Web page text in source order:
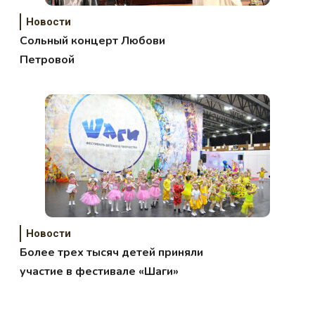
Новости
Сольный концерт Любови
Петровой
Новости
Более трех тысяч детей приняли
участие в фестивале «Шаги»